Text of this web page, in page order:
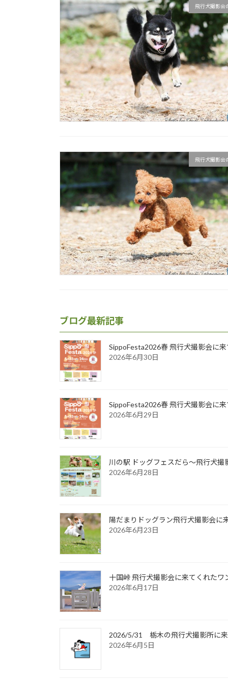
飛行犬撮影会
飛行犬撮影会
ブログ最新記事
SippoFesta2026春 飛行犬撮影会に
2026年6月30日
SippoFesta2026春 飛行犬撮影会に
2026年6月29日
川の駅 ドッグフェスだら～飛行犬
2026年6月28日
陽だまりドッグラン飛行犬撮影会に
2026年6月23日
十国峠 飛行犬撮影会に来てくれたワ
2026年6月17日
2026/5/31 栃木の飛行犬撮影所に
2026年6月5日